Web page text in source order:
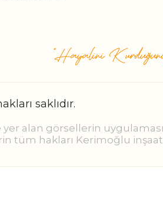
saklıdır.
alan görsellerin
tüm hakları Kerimoğlu